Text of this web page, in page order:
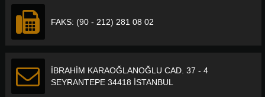
FAKS: (90 - 212) 281 08 02
İBRAHİM KARAOĞLANOĞLU CAD. 37 - 4
SEYRANTEPE 34418 İSTANBUL